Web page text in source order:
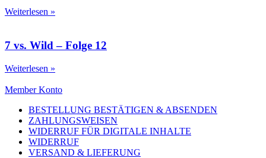
Weiterlesen »
7 vs. Wild – Folge 12
Weiterlesen »
Member Konto
BESTELLUNG BESTÄTIGEN & ABSENDEN
ZAHLUNGSWEISEN
WIDERRUF FÜR DIGITALE INHALTE
WIDERRUF
VERSAND & LIEFERUNG